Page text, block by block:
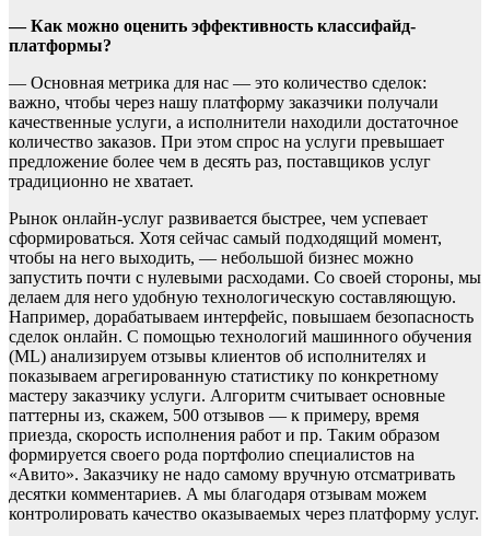
— Как можно оценить эффективность классифайд-
платформы?
— Основная метрика для нас — это количество сделок:
важно, чтобы через нашу платформу заказчики получали
качественные услуги, а исполнители находили достаточное
количество заказов. При этом спрос на услуги превышает
предложение более чем в десять раз, поставщиков услуг
традиционно не хватает.
Рынок онлайн-услуг развивается быстрее, чем успевает
сформироваться. Хотя сейчас самый подходящий момент,
чтобы на него выходить, — небольшой бизнес можно
запустить почти с нулевыми расходами. Со своей стороны, мы
делаем для него удобную технологическую составляющую.
Например, дорабатываем интерфейс, повышаем безопасность
сделок онлайн. С помощью технологий машинного обучения
(ML) анализируем отзывы клиентов об исполнителях и
показываем агрегированную статистику по конкретному
мастеру заказчику услуги. Алгоритм считывает основные
паттерны из, скажем, 500 отзывов — к примеру, время
приезда, скорость исполнения работ и пр. Таким образом
формируется своего рода портфолио специалистов на
«Авито». Заказчику не надо самому вручную отсматривать
десятки комментариев. А мы благодаря отзывам можем
контролировать качество оказываемых через платформу услуг.